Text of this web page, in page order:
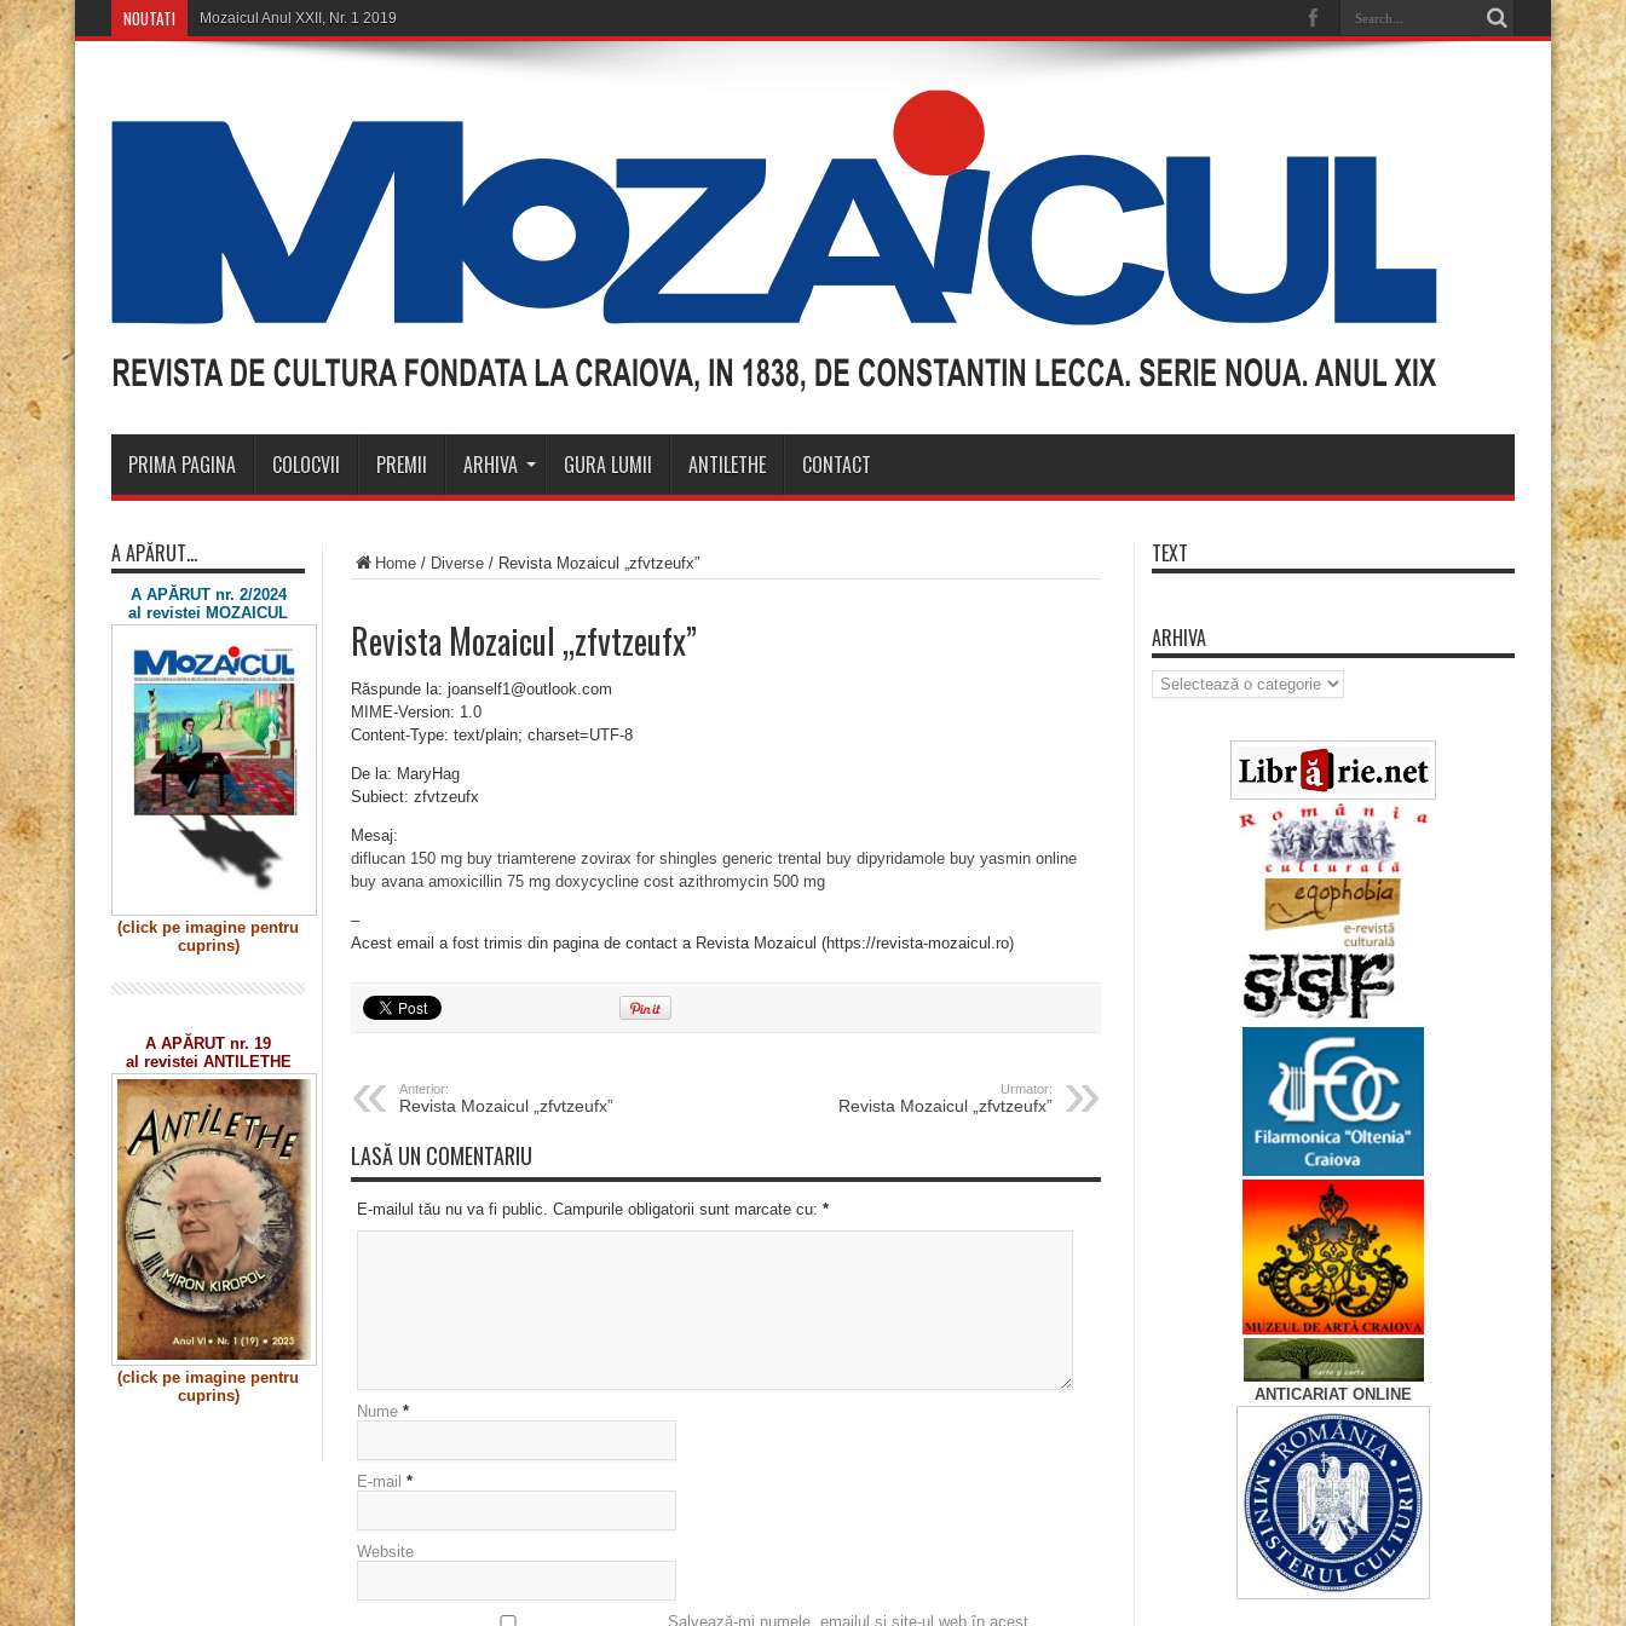
NOUTATI Mozaicul Anul XXII, Nr. 1 2019
PRIMA PAGINA COLOCVII PREMII ARHIVA GURA LUMII ANTILETHE CONTACT
Home / Diverse / Revista Mozaicul „zfvtzeufx”
Revista Mozaicul „zfvtzeufx”
Răspunde la: joanself1@outlook.com
MIME-Version: 1.0
Content-Type: text/plain; charset=UTF-8
De la: MaryHag
Subiect: zfvtzeufx
Mesaj:
diflucan 150 mg buy triamterene zovirax for shingles generic trental buy dipyridamole buy yasmin online
buy avana amoxicillin 75 mg doxycycline cost azithromycin 500 mg
–
Acest email a fost trimis din pagina de contact a Revista Mozaicul (https://revista-mozaicul.ro)
Anterior:
Revista Mozaicul „zfvtzeufx”
Urmator:
Revista Mozaicul „zfvtzeufx”
LASĂ UN COMENTARIU
E-mailul tău nu va fi public. Campurile obligatorii sunt marcate cu: *
Nume *
E-mail *
Website
Salvează-mi numele, emailul și site-ul web în acest
A APĂRUT…
A APĂRUT nr. 2/2024
al revistei MOZAICUL
(click pe imagine pentru
cuprins)
A APĂRUT nr. 19
al revistei ANTILETHE
(click pe imagine pentru
cuprins)
TEXT
ARHIVA
Arhiva
ANTICARIAT ONLINE